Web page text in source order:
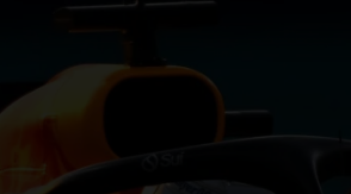
F1 KWALIFICATIES
F1 RACES
F1 KALENDER
F1 COUREURS KAMPIOENSCHAP